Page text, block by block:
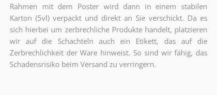
Rahmen mit dem Poster wird dann in einem stabilen
Karton (5vl) verpackt und direkt an Sie verschickt. Da es
sich hierbei um zerbrechliche Produkte handelt, platzieren
wir auf die Schachteln auch ein Etikett, das auf die
Zerbrechlichkeit der Ware hinweist. So sind wir fähig, das
Schadensrisiko beim Versand zu verringern.